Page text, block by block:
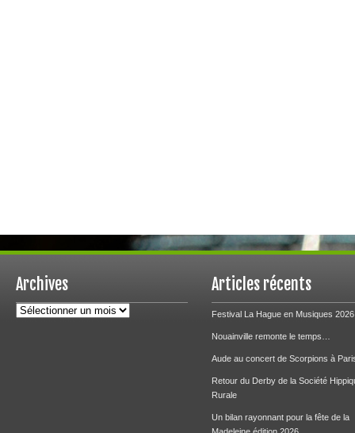
Archives
Archives
Articles récents
Festival La Hague en Musiques 2026
Nouainville remonte le temps…
Aude au concert de Scorpions à
Retour du Derby de la Société
Rurale
Un bilan rayonnant pour la fête de la